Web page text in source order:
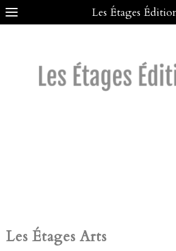
Les Étages
Les Étages Arts